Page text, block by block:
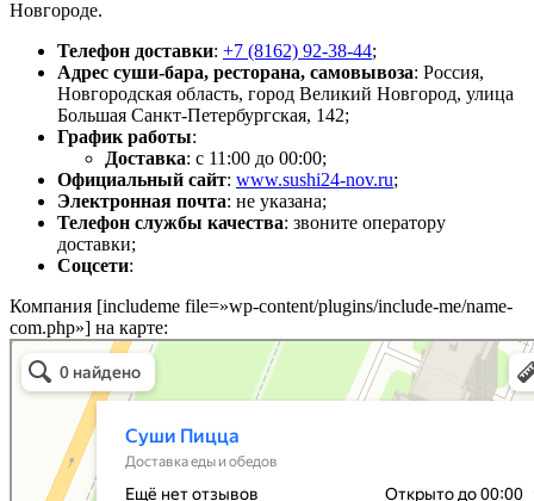
Новгороде.
Телефон доставки: +7 (8162) 92-38-44;
Адрес суши-бара, ресторана, самовывоза: Россия,
Новгородская область, город Великий Новгород, улица
Большая Санкт-Петербургская, 142;
График работы:
Доставка: с 11:00 до 00:00;
Официальный сайт: www.sushi24-nov.ru;
Электронная почта: не указана;
Телефон службы качества: звоните оператору
доставки;
Соцсети:
Компания [includeme file=»wp-content/plugins/include-me/name-
com.php»] на карте: